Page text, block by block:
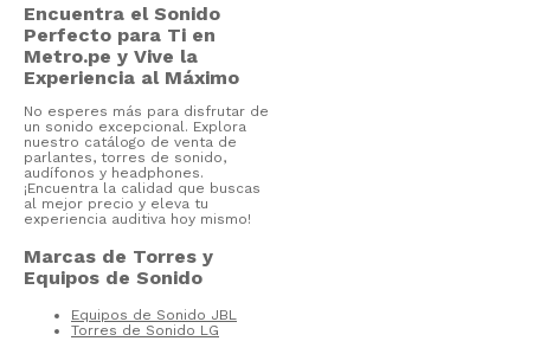
Encuentra el Sonido
Perfecto para Ti en
Metro.pe y Vive la
Experiencia al Máximo
No esperes más para disfrutar de
un sonido excepcional. Explora
nuestro catálogo de venta de
parlantes, torres de sonido,
audífonos y headphones.
¡Encuentra la calidad que buscas
al mejor precio y eleva tu
experiencia auditiva hoy mismo!
Marcas de Torres y
Equipos de Sonido
Equipos de Sonido JBL
Torres de Sonido LG